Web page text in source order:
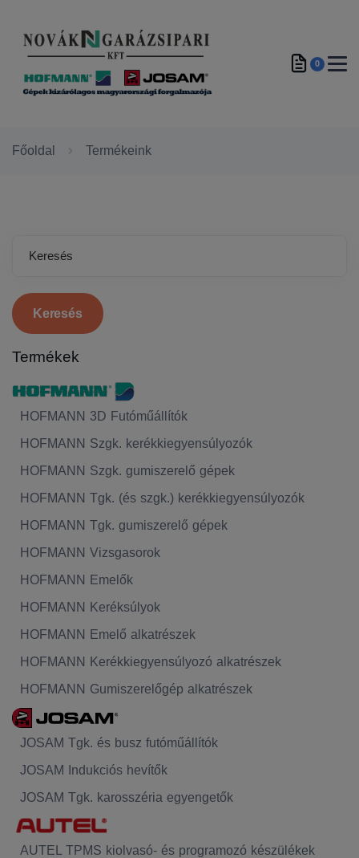
0
Főoldal Termékeink
Keresés
Termékek
HOFMANN 3D Futóműállítók
HOFMANN Szgk. kerékkiegyensúlyozók
HOFMANN Szgk. gumiszerelő gépek
HOFMANN Tgk. (és szgk.) kerékkiegyensúlyozók
HOFMANN Tgk. gumiszerelő gépek
HOFMANN Vizsgasorok
HOFMANN Emelők
HOFMANN Keréksúlyok
HOFMANN Emelő alkatrészek
HOFMANN Kerékkiegyensúlyozó alkatrészek
HOFMANN Gumiszerelőgép alkatrészek
JOSAM Tgk. és busz futóműállítók
JOSAM Indukciós hevítők
JOSAM Tgk. karosszéria egyengetők
AUTEL TPMS kiolvasó- és programozó készülékek